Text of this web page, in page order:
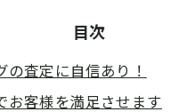
目次
の査定に自信あり！
お客様を満足させます